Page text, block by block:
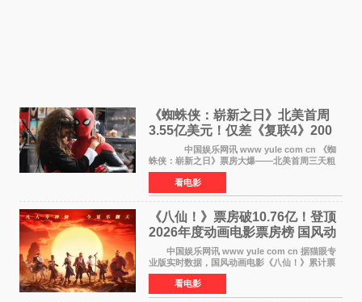
《蜘蛛侠：崭新之日》北美首周
3.55亿美元！仅差《复联4》200
万 影史第二全球开画
中国娱乐网讯 www yule com cn 《蜘
蛛侠：崭新之日》票房大爆——北美首周三天粗
报3 55亿美元，仅比影史最高北美开画《复仇者
联盟4：终局之战》的3 571亿美元少200万出头，
精报调整后仍
看电影
《八仙！》票房破10.76亿！登顶
2026年度动画电影票房榜 国风动
画逆袭暑期档
中国娱乐网讯 www yule com cn 据猫眼专
业版实时数据，国风动画电影《八仙！》累计票
房突破10 76亿元，超过《熊出没·年年有熊》，
暂列2026年度动画影片票房榜冠军。该片自暑期
档登陆院线以
看电影